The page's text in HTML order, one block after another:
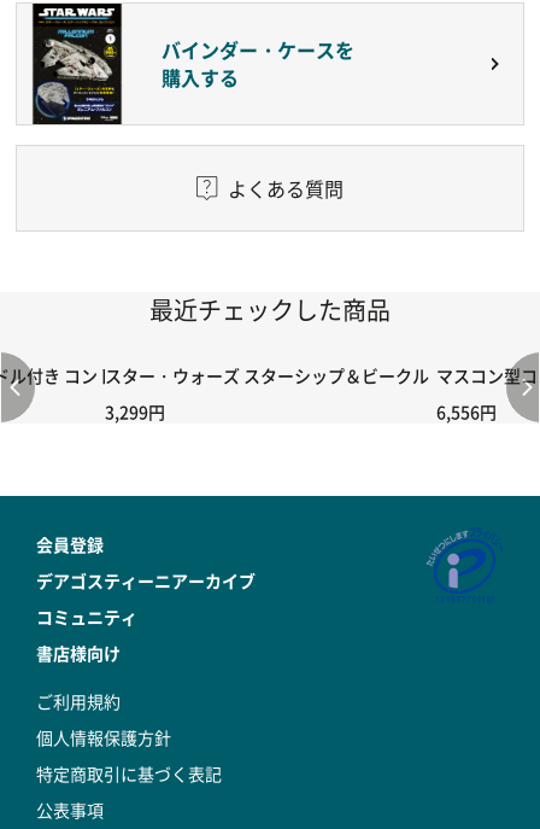
バインダー・ケースを
購入する
よくある質問
最近チェックした商品
付き コントローラー＆ポイント切り替えスイッチRC-02/C002 /
スター・ウォーズ スターシップ＆ビークル・コレクショ
3,299円
マスコン型
6,556円
会員登録
デアゴスティーニアーカイブ
コミュニティ
書店様向け
ご利用規約
個人情報保護方針
特定商取引に基づく表記
公表事項